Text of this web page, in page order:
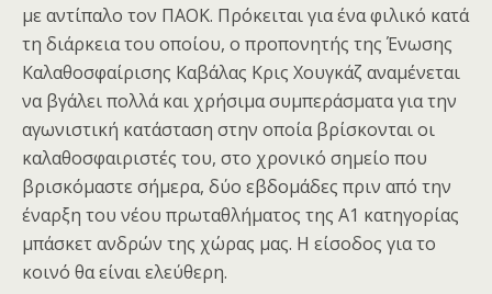
με αντίπαλο τον ΠΑΟΚ. Πρόκειται για ένα φιλικό κατά
τη διάρκεια του οποίου, ο προπονητής της Ένωσης
Καλαθοσφαίρισης Καβάλας Κρις Χουγκάζ αναμένεται
να βγάλει πολλά και χρήσιμα συμπεράσματα για την
αγωνιστική κατάσταση στην οποία βρίσκονται οι
καλαθοσφαιριστές του, στο χρονικό σημείο που
βρισκόμαστε σήμερα, δύο εβδομάδες πριν από την
έναρξη του νέου πρωταθλήματος της Α1 κατηγορίας
μπάσκετ ανδρών της χώρας μας. Η είσοδος για το
κοινό θα είναι ελεύθερη.